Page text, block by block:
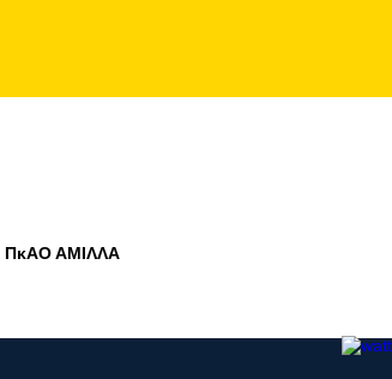
ΠκΑΟ ΑΜΙΛΛΑ